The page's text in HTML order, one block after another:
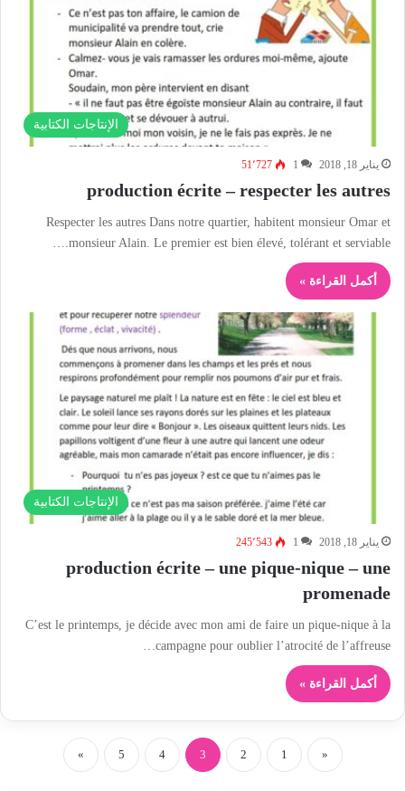
الإنتاجات الكتابية
يناير 18, 2018 1 51٬727
production écrite – respecter les autres
Respecter les autres Dans notre quartier, habitent monsieur Omar et
monsieur Alain. Le premier est bien élevé, tolérant et serviable.…
أكمل القراءة »
الإنتاجات الكتابية
يناير 18, 2018 1 245٬543
production écrite – une pique-nique – une
promenade
C’est le printemps, je décide avec mon ami de faire un pique-nique à la
campagne pour oublier l’atrocité de l’affreuse…
أكمل القراءة »
«
1
2
3
4
5
»